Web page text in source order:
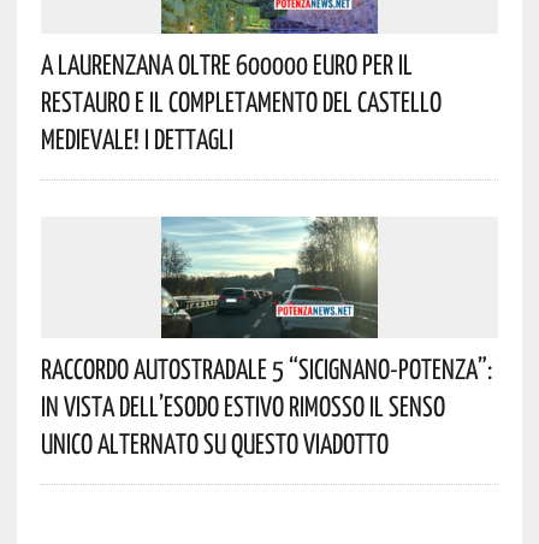
A Laurenzana Oltre 600000 Euro Per Il
Restauro E Il Completamento Del Castello
Medievale! I Dettagli
Raccordo Autostradale 5 “Sicignano-Potenza”:
In Vista Dell’esodo Estivo Rimosso Il Senso
Unico Alternato Su Questo Viadotto